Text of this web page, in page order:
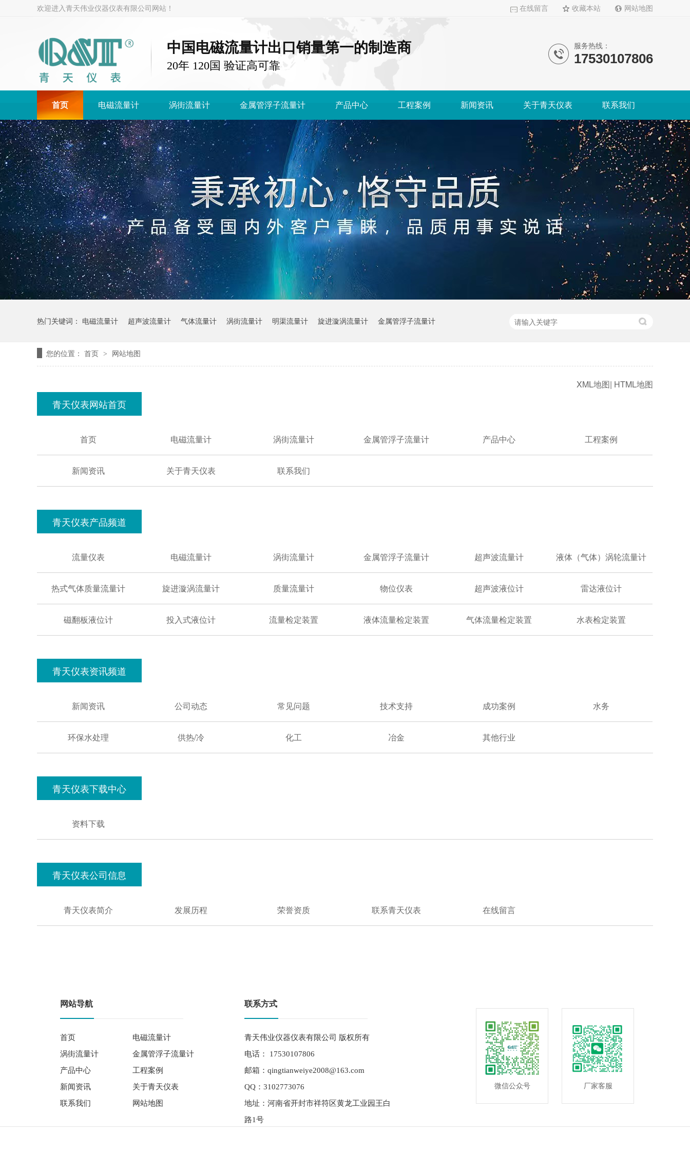
在线留言 收藏本站 网站地图
欢迎进入青天伟业仪器仪表有限公司网站！
中国电磁流量计出口销量第一的制造商
20年 120国 验证高可靠
服务热线：
17530107806
首页 电磁流量计 涡街流量计 金属管浮子流量计 产品中心 工程案例 新闻资讯 关于青天仪表 联系我们
热门关键词： 电磁流量计 超声波流量计 气体流量计 涡街流量计 明渠流量计 旋进漩涡流量计 金属管浮子流量计
您的位置： 首页 > 网站地图
XML地图| HTML地图
青天仪表网站首页
首页 电磁流量计 涡街流量计 金属管浮子流量计 产品中心 工程案例
新闻资讯 关于青天仪表 联系我们
青天仪表产品频道
流量仪表 电磁流量计 涡街流量计 金属管浮子流量计 超声波流量计 液体（气体）涡轮流量计
热式气体质量流量计 旋进漩涡流量计 质量流量计 物位仪表 超声波液位计 雷达液位计
磁翻板液位计 投入式液位计 流量检定装置 液体流量检定装置 气体流量检定装置 水表检定装置
青天仪表资讯频道
新闻资讯 公司动态 常见问题 技术支持 成功案例 水务
环保水处理 供热/冷 化工 冶金 其他行业
青天仪表下载中心
资料下载
青天仪表公司信息
青天仪表简介 发展历程 荣誉资质 联系青天仪表 在线留言
网站导航
首页
电磁流量计
涡街流量计
金属管浮子流量计
产品中心
工程案例
新闻资讯
关于青天仪表
联系我们
网站地图
联系方式
青天伟业仪器仪表有限公司 版权所有
电话： 17530107806
邮箱：qingtianweiye2008@163.com
QQ：3102773076
地址：河南省开封市祥符区黄龙工业园王白
路1号
微信公众号 厂家客服